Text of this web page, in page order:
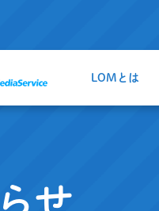
LOMとは
せ